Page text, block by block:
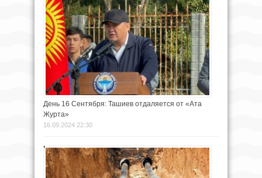
День 16 Сентября: Ташиев отдаляется от «Ата
Журта»
16.09.2024 22:30